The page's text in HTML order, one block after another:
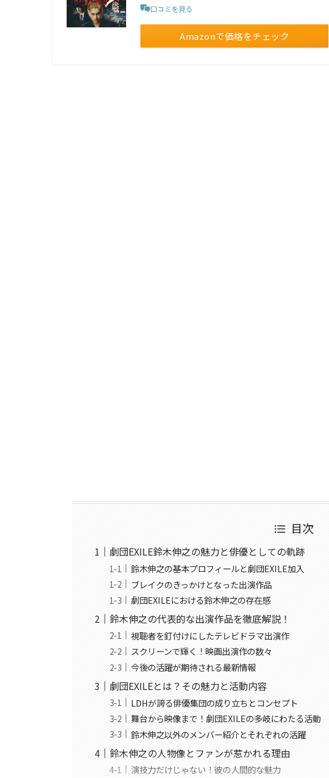
口コミを見る
Amazonで価格をチェック
目次
劇団EXILE鈴木伸之の魅力と俳優としての軌跡
鈴木伸之の基本プロフィールと劇団EXILE加入
ブレイクのきっかけとなった出演作品
劇団EXILEにおける鈴木伸之の存在感
鈴木伸之の代表的な出演作品を徹底解説！
視聴者を釘付けにしたテレビドラマ出演作
スクリーンで輝く！映画出演作の数々
今後の活躍が期待される最新情報
劇団EXILEとは？その魅力と活動内容
LDHが誇る俳優集団の成り立ちとコンセプト
舞台から映像まで！劇団EXILEの多岐にわたる活動
鈴木伸之以外のメンバー紹介とそれぞれの活躍
鈴木伸之の人物像とファンが惹かれる理由
演技力だけじゃない！彼の人間的な魅力